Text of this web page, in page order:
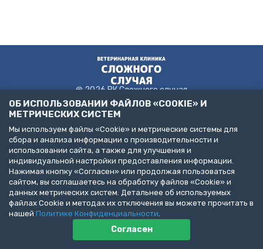
@ 2026 ВК Сложного случая
ДЕЛАЙТЕ БИЗНЕС С НАМИ!
Представлена информация об услугах следующих клиник:
Санкт-Петербург, пр. Народного Ополчения, д. 19, к. 1. (ООО
"НЕОТЛОЖНАЯ ВЕТЕРИНАРИЯ")
Санкт-Петербург, ул. Бухарестская, д. 122, к. 2 (ООО "КВМК")
Пушкин, Павловское шоссе, д. 101. (ООО "ВЦЦ")
Пользовательское соглашение
Политика конфиденциальности
Публичная оферта
ОБ ИСПОЛЬЗОВАНИИ ФАЙЛОВ «COOKIE» И
МЕТРИЧЕСКИХ СИСТЕМ
Мы используем файлы «Cookie» и метрические системы для
сбора и анализа информации о производительности и
использовании сайта, а также для улучшения и
индивидуальной настройки предоставления информации.
Нажимая кнопку «Согласен» или продолжая пользоваться
сайтом, вы соглашаетесь на обработку файлов «Cookie» и
данных метрических систем. Детальнее об используемых
файлах Cookie и методах их отключения вы можете прочитать в
нашей Политике Конфиденциальности.
Согласен